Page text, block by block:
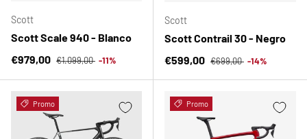
Scott
Scott Scale 940 - Blanco
Precio de venta
€979,00 Precio normal
€1.099,00 -11%
Scott
Scott Contrail 30 - Negro
Precio de venta
€599,00 Precio normal
€699,00 -14%
Promo Promo